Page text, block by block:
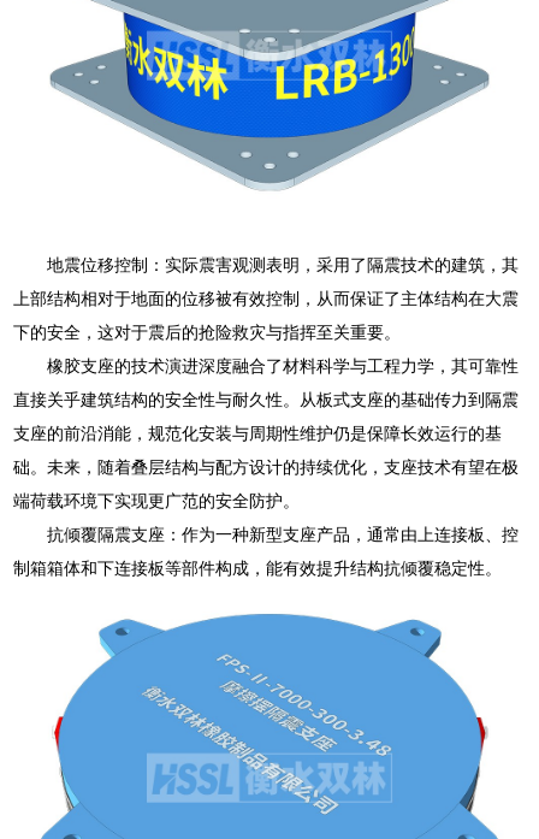
地震位移控制：实际震害观测表明，采用了隔震技术的建筑，其
上部结构相对于地面的位移被有效控制，从而保证了主体结构在大震
下的安全，这对于震后的抢险救灾与指挥至关重要。
橡胶支座的技术演进深度融合了材料科学与工程力学，其可靠性
直接关乎建筑结构的安全性与耐久性。从板式支座的基础传力到隔震
支座的前沿消能，规范化安装与周期性维护仍是保障长效运行的基
础。未来，随着叠层结构与配方设计的持续优化，支座技术有望在极
端荷载环境下实现更广范的安全防护。
抗倾覆隔震支座：作为一种新型支座产品，通常由上连接板、控
制箱箱体和下连接板等部件构成，能有效提升结构抗倾覆稳定性。